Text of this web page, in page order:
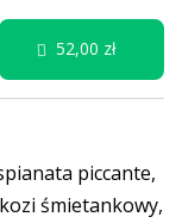
piccante,
śmietankowy,